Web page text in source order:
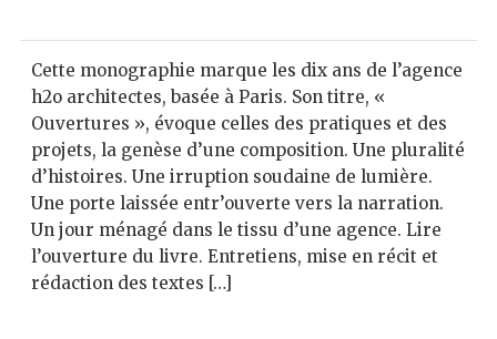
Cette monographie marque les dix ans de l’agence
h2o architectes, basée à Paris. Son titre, «
Ouvertures », évoque celles des pratiques et des
projets, la genèse d’une composition. Une pluralité
d’histoires. Une irruption soudaine de lumière.
Une porte laissée entr’ouverte vers la narration.
Un jour ménagé dans le tissu d’une agence. Lire
l’ouverture du livre. Entretiens, mise en récit et
rédaction des textes […]